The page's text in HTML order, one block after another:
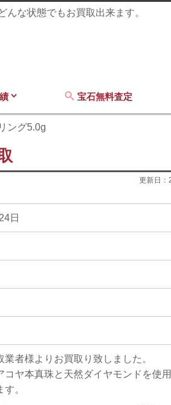
な状態でもお買取出来ます。
宝石無料査定
ング5.0g
更新日：
日
業者様よりお買取り致しました。
コヤ本真珠と天然ダイヤモンドを使
。